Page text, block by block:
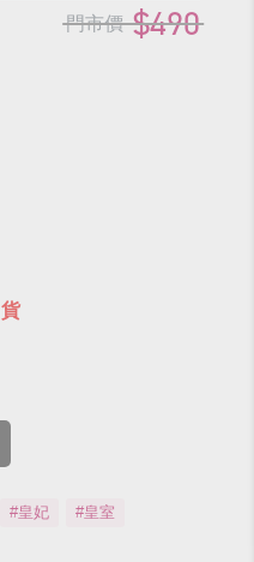
門市價 $490
#皇妃
#皇室